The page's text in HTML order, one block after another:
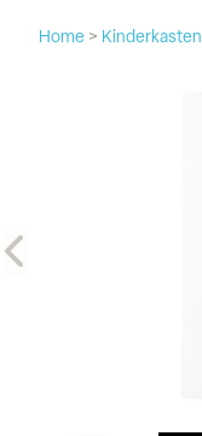
Home > Kinderkasten